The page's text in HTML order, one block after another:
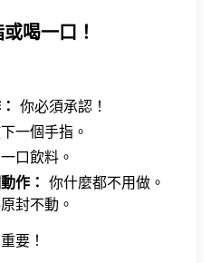
喝一口！
你必須承認！
一個手指。
口飲料。
作： 你什麼都不用做。
封不動。
要！